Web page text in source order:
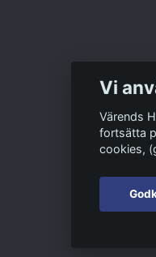
Vi
Värends
fortsätta
cookies,